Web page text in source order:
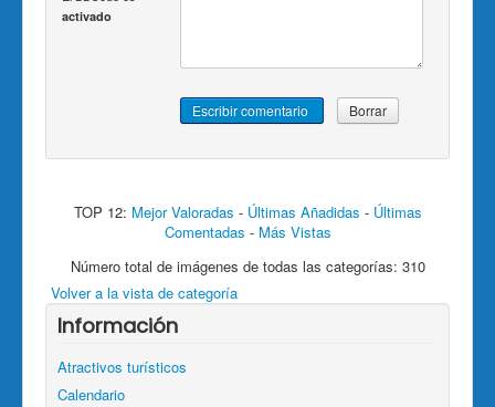
activado
TOP 12: Mejor Valoradas - Últimas Añadidas - Últimas
Comentadas - Más Vistas
Número total de imágenes de todas las categorías: 310
Volver a la vista de categoría
Información
Atractivos turísticos
Calendario